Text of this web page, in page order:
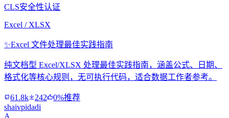
CLS安全性认证
Excel / XLSX
✨Excel 文件处理最佳实践指南
纯文档型 Excel/XLSX 处理最佳实践指南，涵盖公式、日期、
格式化等核心规则，无可执行代码，适合数据工作者参考。
61.8k 242
0%推荐
shaivpidadi
A